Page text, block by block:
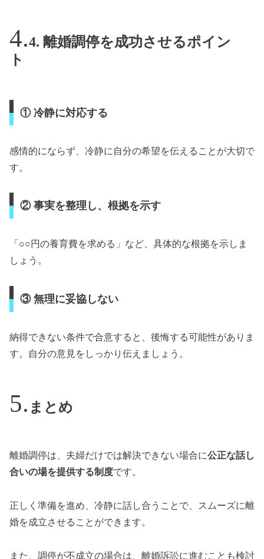
4. 離婚調停を成功させるポイン
ト
① 冷静に対応する
感情的にならず、冷静に自分の希望を伝えることが大切で
す。
② 事実を整理し、根拠を示す
「○○円の養育費を求める」など、具体的な根拠を示しま
しょう。
③ 無理に妥協しない
納得できない条件で合意すると、後悔する可能性がありま
す。自分の意見をしっかり伝えましょう。
まとめ
離婚調停は、夫婦だけでは解決できない場合に公正な話し
合いの場を提供する制度です。
正しく準備を進め、冷静に話し合うことで、スムーズに離
婚を成立させることができます。
また、調停が不成立の場合は、離婚訴訟に進むことも検討